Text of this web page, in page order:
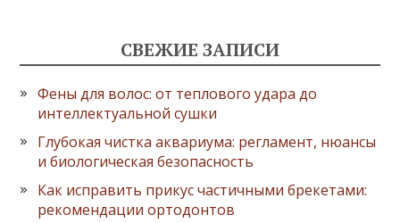
СВЕЖИЕ ЗАПИСИ
Фены для волос: от теплового удара до
интеллектуальной сушки
Глубокая чистка аквариума: регламент, нюансы
и биологическая безопасность
Как исправить прикус частичными брекетами:
рекомендации ортодонтов